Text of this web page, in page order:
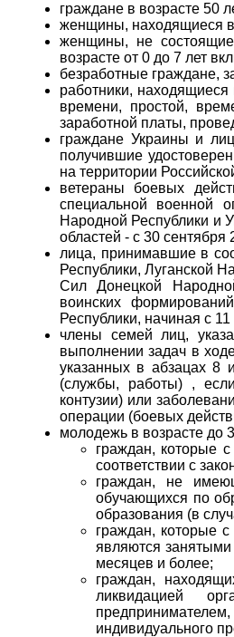
граждане в возрасте 50
женщины, находящиеся в
женщины, не
возрасте от 0 до 7 лет
безработные граждане,
работники,
времени, простой,
заработной платы,
граждане Украины и
получившие
на территории
ветераны боевых
специальной военной
Народной Республики и
областей - с 30
лица, принимавшие в
Республики, Луганской
Сил Донецкой
воинских
Республики, начиная с 11
члены семей лиц,
выполнении задач в
указанных в абзацах 8
(службы, работы) ,
контузии) или
операции (боевых
молодежь в возрасте до
граждан, которые
соответствии с
граждан, не
обучающихся по
образования (в
граждан, которые
являются занятыми
месяцев и более;
граждан,
ликвидацией
индивидуального